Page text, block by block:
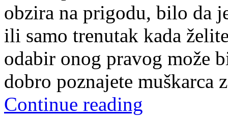
obzira na prigodu, bilo da
ili samo trenutak kada
odabir onog pravog može
dobro poznajete
Continue reading